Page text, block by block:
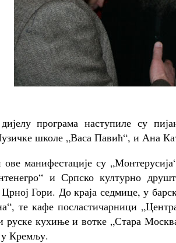
програма наступиле су
школе „Васа Павић“, и Ана
ове манифестације су
и Српско културно
Гори. До краја седмице, у
те кафе посластичарници
руске кухиње и вотке „Стара
у Кремљу.